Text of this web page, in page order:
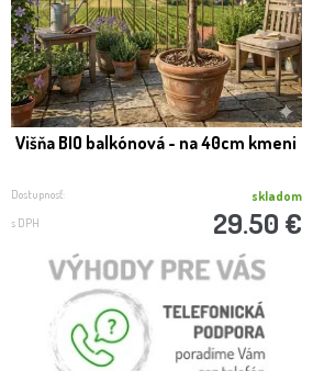
Višňa BIO balkónová - na 40cm kmeni
Dostupnosť: skladom
s DPH 29.50 €